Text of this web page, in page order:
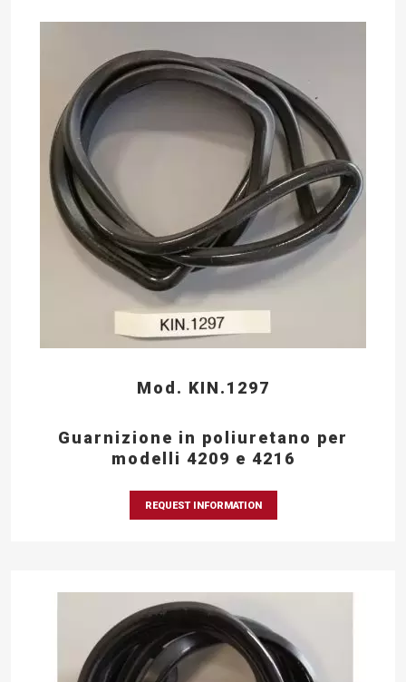
Mod. KIN.1297
Guarnizione in poliuretano per
modelli 4209 e 4216
REQUEST INFORMATION